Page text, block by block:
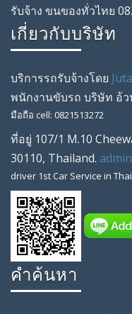
รับจ้าง ขนของทั่วไทย
เกี่ยวกับบริษัท
บริการรถรับจ้างโดย
พนักงานขับรถ บริษัท อ้
มือถือ cell: 0821513272
ที่อยู่ 107/1 M.10
30110, Thailand.
driver 1st Car Service in
คำค้นหา